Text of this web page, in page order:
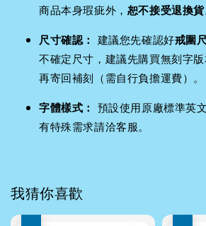
商品本身瑕疵外， 恕不接受退換貨
尺寸確認： 建議您先確認好戒圍
不確定尺寸，建議先購買無刻字
再寄回補刻（需自行負擔運費）。
字體樣式： 預設使用原廠標準英
有特殊需求請洽客服。
我猜你喜歡